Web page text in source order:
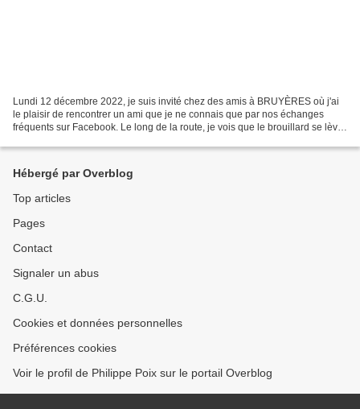
Lundi 12 décembre 2022, je suis invité chez des amis à BRUYÈRES où j'ai
le plaisir de rencontrer un ami que je ne connais que par nos échanges
fréquents sur Facebook. Le long de la route, je vois que le brouillard se lève
Hébergé par Overblog
Top articles
Pages
Contact
Signaler un abus
C.G.U.
Cookies et données personnelles
Préférences cookies
Voir le profil de Philippe Poix sur le portail Overblog